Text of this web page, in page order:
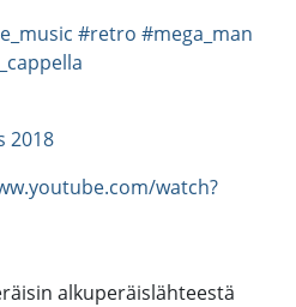
#retro #mega_man
2018
watch?
alkuperäislähteestä